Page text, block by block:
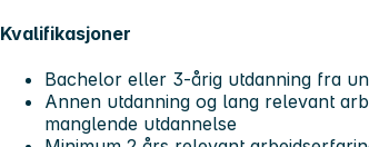
Kvalifikasjoner
Bachelor eller 3-årig utdanning fra
Annen utdanning og lang relevant
manglende utdannelse